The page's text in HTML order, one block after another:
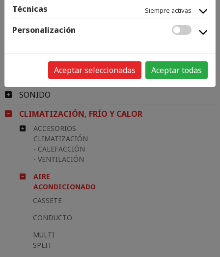
SPLIT
Categorías
GRANDES ELECTRODOMÉSTICOS
IMAGEN
SONIDO
CLIMATIZACIÓN, FRÍO Y CALOR
ACCESORIOS
CLIMATIZACIÓN
- CALEFACCIÓN
- VENTILACIÓN
AIRE
ACONDICIONADO
CASSETE
CONDUCTO
MULTI
SPLIT
Técnicas Siempre activas
Personalización
Aceptar seleccionadas Aceptar todas